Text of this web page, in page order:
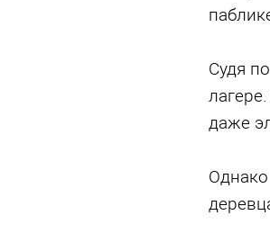
Судя
даже